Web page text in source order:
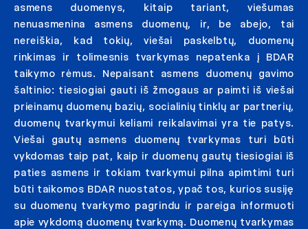
asmens duomenys, kitaip tariant, viešumas
nenuasmenina asmens duomenų, ir, be abejo, tai
nereiškia, kad tokių, viešai paskelbtų, duomenų
rinkimas ir tolimesnis tvarkymas nepatenka į BDAR
taikymo rėmus. Nepaisant asmens duomenų gavimo
šaltinio: tiesiogiai gauti iš žmogaus ar paimti iš viešai
prieinamų duomenų bazių, socialinių tinklų ar partnerių,
duomenų tvarkymui keliami reikalavimai yra tie patys.
Viešai gautų asmens duomenų tvarkymas turi būti
vykdomas taip pat, kaip ir duomenų gautų tiesiogiai iš
paties asmens ir tokiam tvarkymui pilna apimtimi turi
būti taikomos BDAR nuostatos, ypač tos, kurios susiję
su duomenų tvarkymo pagrindu ir pareiga informuoti
apie vykdomą duomenų tvarkymą. Duomenų tvarkymas